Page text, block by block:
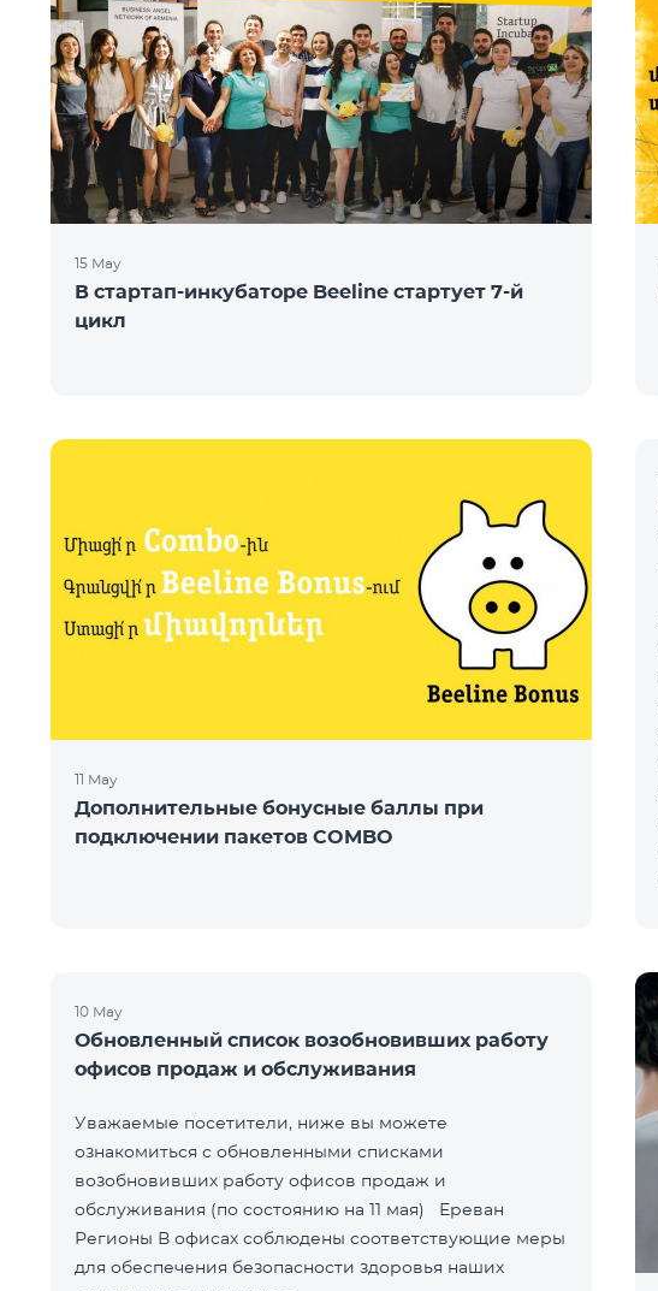
15 May
В стартап-инкубаторе Beeline стартует 7-й
цикл
11 May
Дополнительные бонусные баллы при
подключении пакетов COMBO
10 May
Обновленный список возобновивших работу
офисов продаж и обслуживания
Уважаемые посетители, ниже вы можете
ознакомиться с обновленными списками
возобновивших работу офисов продаж и
обслуживания (по состоянию на 11 мая) Ереван
Регионы В офисах соблюдены соответствующие меры
для обеспечения безопасности здоровья наших